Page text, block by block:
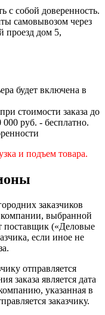
с собой доверенность.
самовывозом через
проезд дом 5,
будет включена в
стоимости заказа до
руб. - бесплатно.
и подъем товара.
заказчиков
компании, выбранной
поставщик («Деловые
если иное не
отправляется
заказа является дата
указанная в
заказчику.